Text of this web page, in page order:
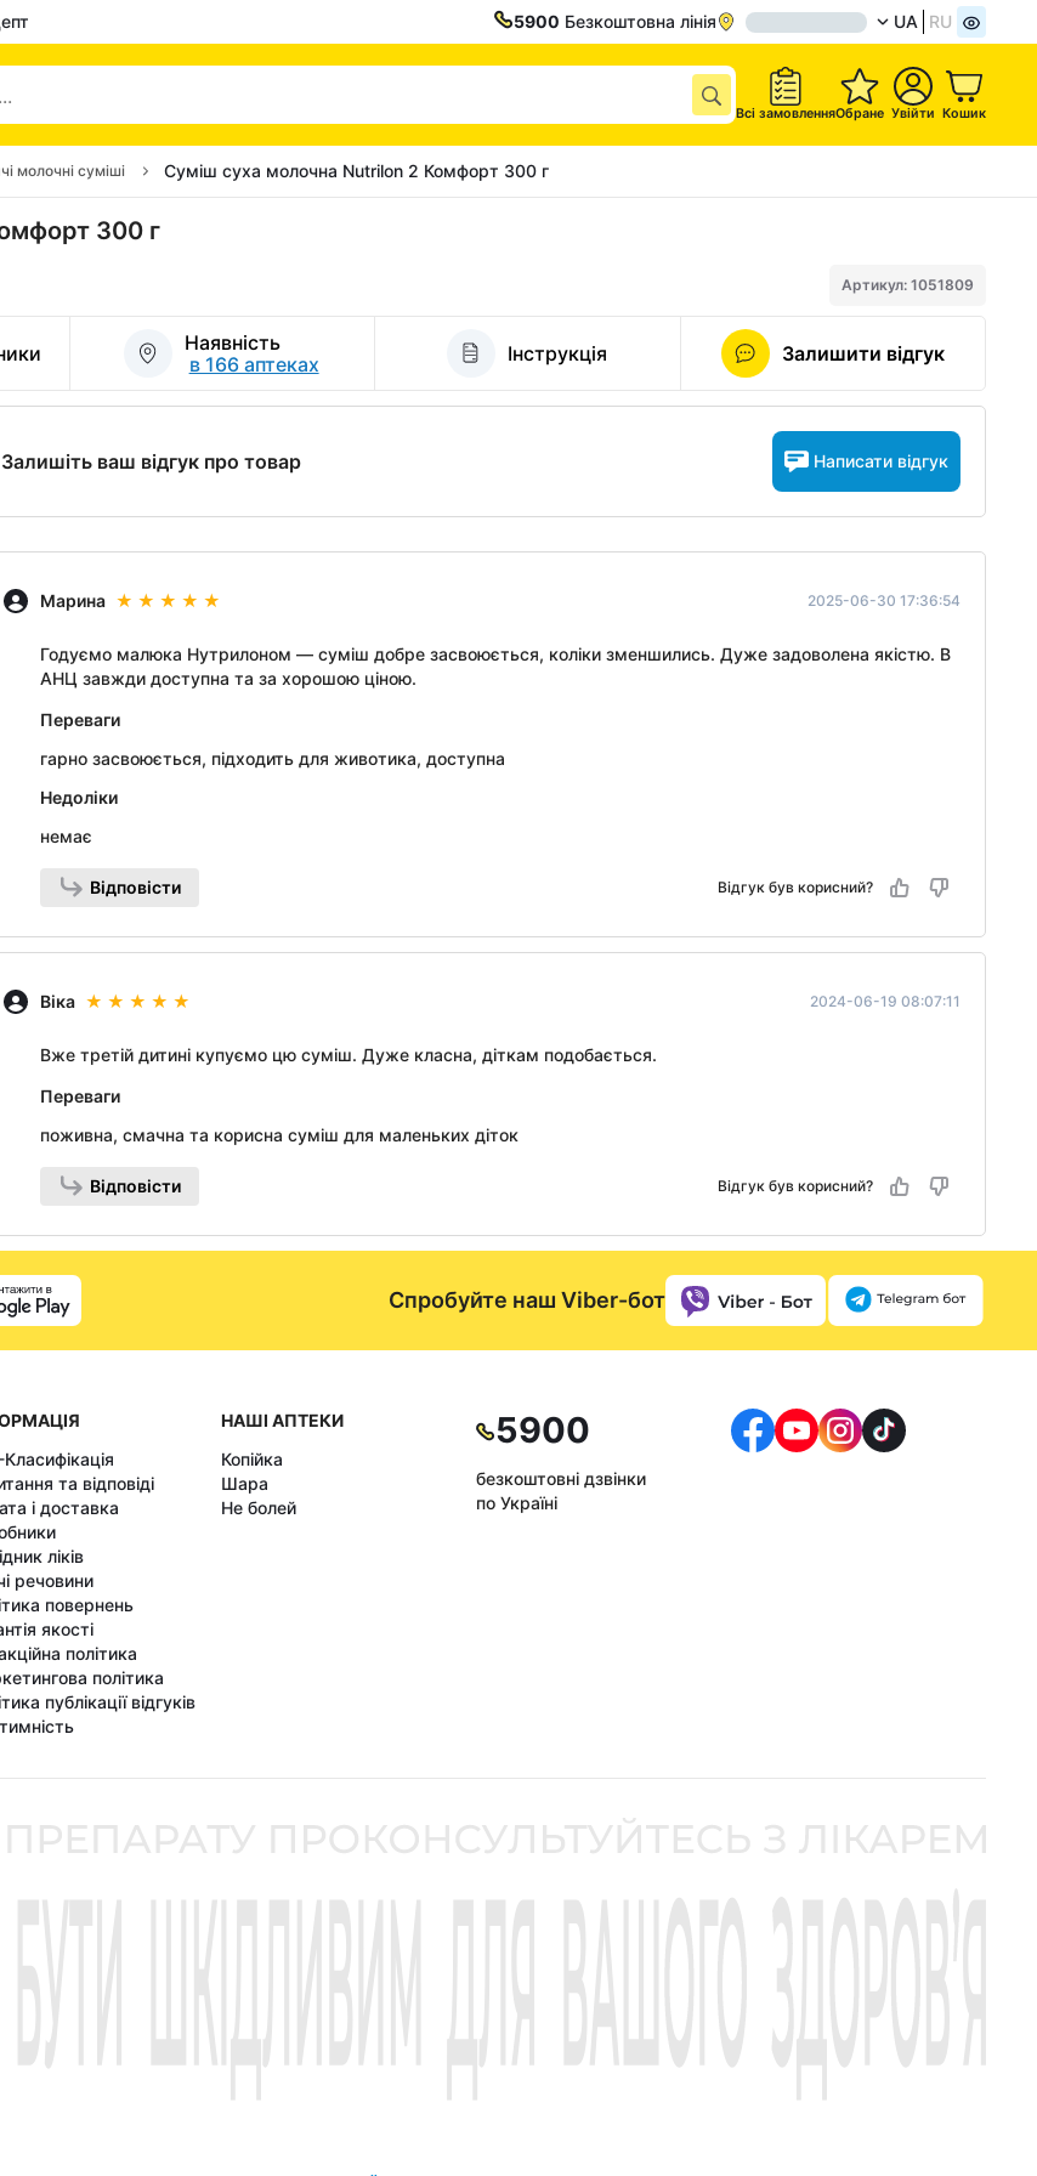
5900 Безкоштовна лінія UA RU
Всі замовленняОбране Увійти Кошик
молочні суміші Суміш суха молочна Nutrilon 2 Комфорт 300 г
300 г
Артикул: 1051809
Наявність
в 166 аптеках
Інструкція Залишити відгук
Залишіть ваш відгук про товар Написати відгук
Марина 2025-06-30 17:36:54
Годуємо малюка Нутрилоном — суміш добре засвоюється, коліки зменшились. Дуже задоволена якістю. В
АНЦ завжди доступна та за хорошою ціною.
Переваги
гарно засвоюється, підходить для животика, доступна
Недоліки
немає
Відповісти Відгук був корисний?
Віка 2024-06-19 08:07:11
Вже третій дитині купуємо цю суміш. Дуже класна, діткам подобається.
Переваги
поживна, смачна та корисна суміш для маленьких діток
Відповісти Відгук був корисний?
Спробуйте наш Viber-бот
та відповіді
і доставка
ліків
речовини
повернень
якості
політика
політика
публікації відгуків
НАШІ АПТЕКИ
Копійка
Шара
Не болей
5900
безкоштовні дзвінки
по Україні